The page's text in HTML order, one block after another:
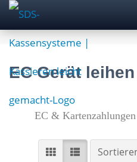
EC Gerät leihen
EC & Kartenzahlungen